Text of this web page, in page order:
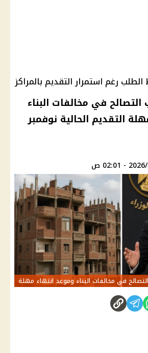
رغم استمرار التقديم بالمراكز
التصالح في مخالفات البناء
التقديم الحالية نوفمبر
في مخالفات البناء وموعد انتهاء مهلة